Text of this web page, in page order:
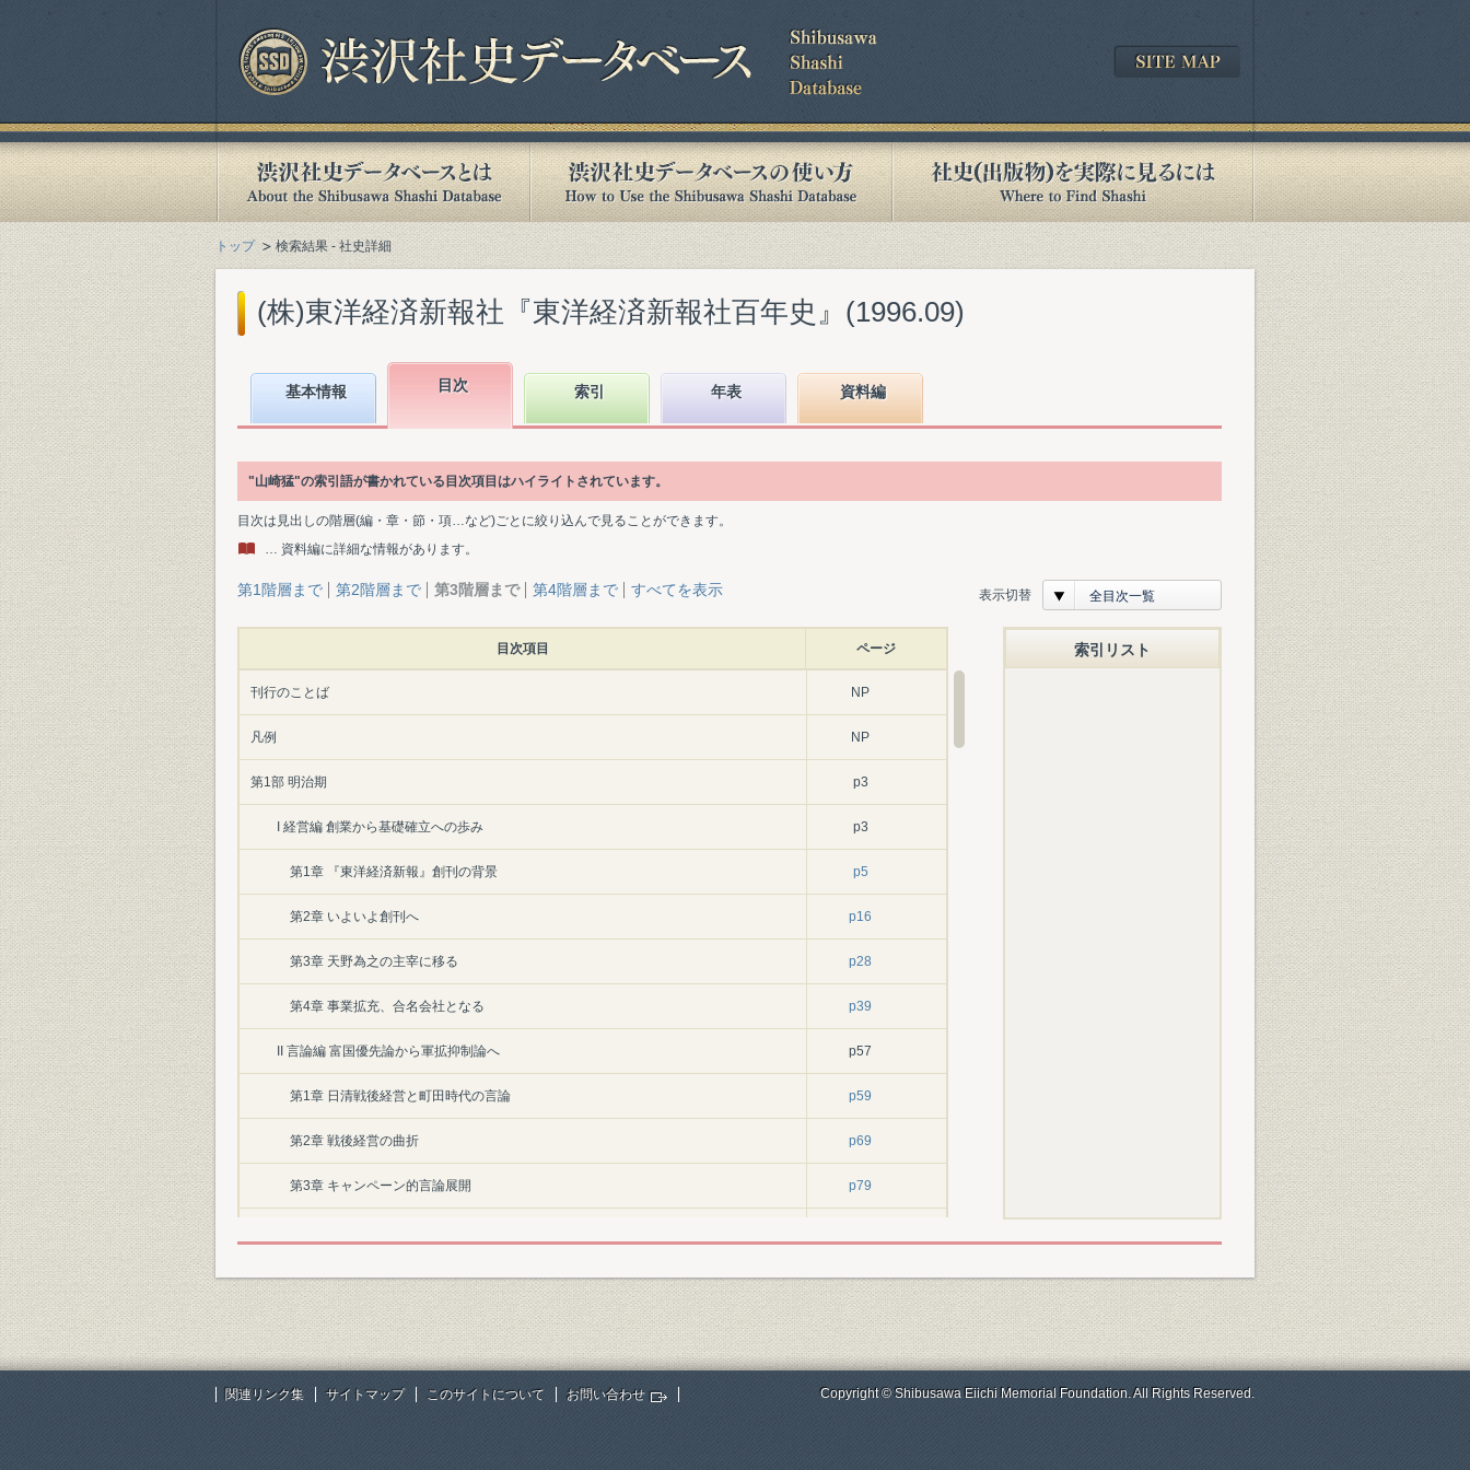
トップ 検索結果 - 社史詳細
(株)東洋経済新報社『東洋経済新報社百年史』(1996.09)
基本情報 目次 索引 年表 資料編
"山崎猛"の索引語が書かれている目次項目はハイライトされています。
目次は見出しの階層(編・章・節・項…など)ごとに絞り込んで見ることができます。
… 資料編に詳細な情報があります。
第1階層まで 第2階層まで 第3階層まで 第4階層まで すべてを表示 表示切替 全目次一覧
目次項目 ページ
刊行のことば NP
凡例 NP
第1部 明治期 p3
I 経営編 創業から基礎確立への歩み p3
第1章 『東洋経済新報』創刊の背景 p5
第2章 いよいよ創刊へ p16
第3章 天野為之の主宰に移る p28
第4章 事業拡充、合名会社となる p39
II 言論編 富国優先論から軍拡抑制論へ p57
第1章 日清戦後経営と町田時代の言論 p59
第2章 戦後経営の曲折 p69
第3章 キャンペーン的言論展開 p79
第5章 日露戦後経営と桂園体制 p106
第6章 桂財政、関税改正に対する批判 p121
第7章 独占・物価・労働問題への提言 p132
索引リスト
関連リンク集 サイトマップ このサイトについて お問い合わせ Copyright © Shibusawa Eiichi Memorial Foundation. All Rights Reserved.